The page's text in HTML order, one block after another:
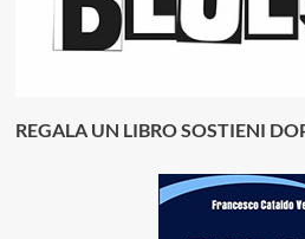
REGALA UN LIBRO SOSTIENI